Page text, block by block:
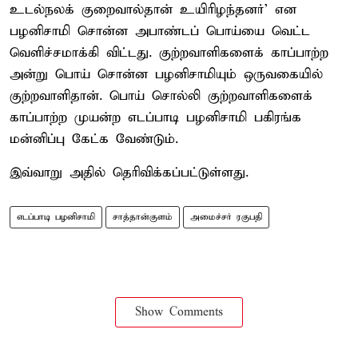
உடல்நலக் குறைவால்தான் உயிரிழந்தனர்’ என
பழனிசாமி சொன்ன அபாண்டப் பொய்யை வெட்ட
வெளிச்சமாக்கி விட்டது. குற்றவாளிகளைக் காப்பாற்ற
அன்று பொய் சொன்ன பழனிசாமியும் ஒருவகையில்
குற்றவாளிதான். பொய் சொல்லி குற்றவாளிகளைக்
காப்பாற்ற முயன்ற எடப்பாடி பழனிசாமி பகிரங்க
மன்னிப்பு கேட்க வேண்டும்.
இவ்வாறு அதில் தெரிவிக்கப்பட்டுள்ளது.
எடப்பாடி பழனிசாமி சாத்தான்குளம் அமைச்சர் ரகுபதி
Show Comments